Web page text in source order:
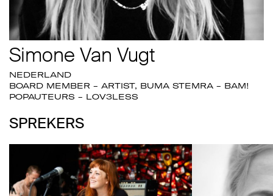
Simone Van Vugt
NEDERLAND
BOARD MEMBER - ARTIST, BUMA STEMRA - BAM!
POPAUTEURS - LOV3LESS
SPREKERS